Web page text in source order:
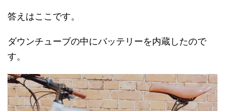
答えはここです。
ダウンチューブの中にバッテリーを内蔵したので
す。